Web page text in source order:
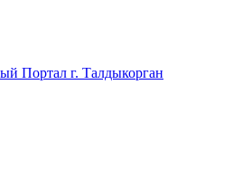
Портал г. Талдыкорган